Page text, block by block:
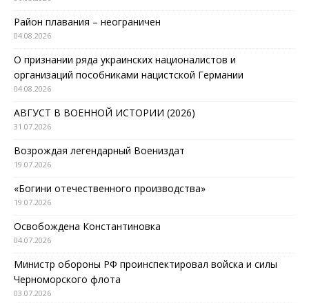
Район плавания – неограничен
04.08.2026
О признании ряда украинских националистов и
организаций пособниками нацистской Германии
04.08.2026
АВГУСТ В ВОЕННОЙ ИСТОРИИ (2026)
31.07.2026
Возрождая легендарный Воениздат
19.07.2026
«Богини отечественного производства»
19.07.2026
Освобождена Константиновка
04.07.2026
Министр обороны РФ проинспектировал войска и силы
Черноморского флота
03.07.2026